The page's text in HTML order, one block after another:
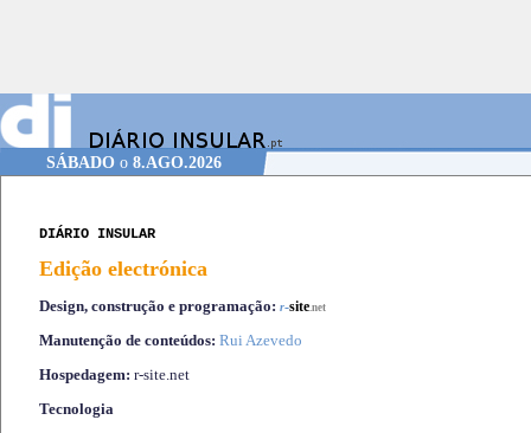
SÁBADOo 8.AGO.2026
DIÁRIO INSULAR
Edição electrónica
Design, construção e programação: r-site.net
Manutenção de conteúdos: Rui Azevedo
Hospedagem: r-site.net
Tecnologia